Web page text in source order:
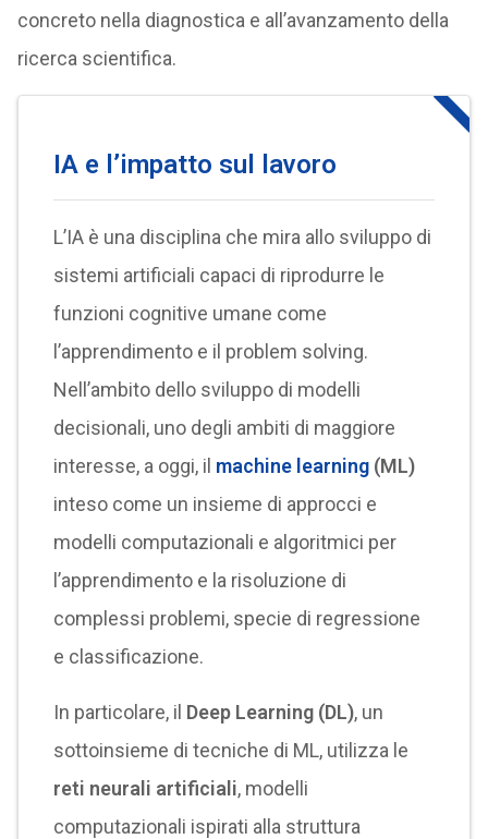
concreto nella diagnostica e all’avanzamento della
ricerca scientifica.
IA e l’impatto sul lavoro
L’IA è una disciplina che mira allo sviluppo di
sistemi artificiali capaci di riprodurre le
funzioni cognitive umane come
l’apprendimento e il problem solving.
Nell’ambito dello sviluppo di modelli
decisionali, uno degli ambiti di maggiore
interesse, a oggi, il machine learning(ML)
inteso come un insieme di approcci e
modelli computazionali e algoritmici per
l’apprendimento e la risoluzione di
complessi problemi, specie di regressione
e classificazione.
In particolare, il Deep Learning (DL), un
sottoinsieme di tecniche di ML, utilizza le
reti neurali artificiali, modelli
computazionali ispirati alla struttura